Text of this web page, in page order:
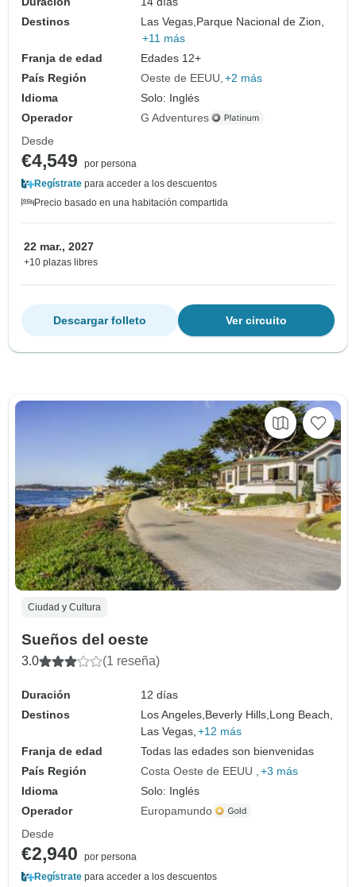
Destinos
Las Vegas, Parque Nacional de Zion,
+11 más
Franja de edad
Edades 12+
País Región
Oeste de EEUU +2 más
Idioma
Solo: Inglés
Operador
G Adventures
Desde
€4,549
por persona
Regístrate para acceder a los descuentos
Precio basado en una habitación compartida
22 mar., 2027
+10 plazas libres
Ver circuito
Descargar folleto
Ciudad y Cultura
Sueños del oeste
3.0 (1 reseña)
Duración
12 días
Destinos
Los Angeles, Beverly Hills, Long Beach,
Las Vegas, +12 más
Franja de edad
Todas las edades son bienvenidas
País Región
Costa Oeste de EEUU
+3 más
Idioma
Solo: Inglés
Operador
Europamundo
Desde
€2,940
por persona
Regístrate para acceder a los descuentos